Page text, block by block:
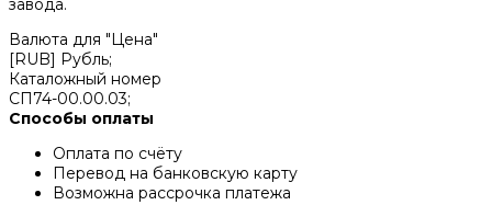
завода.
Валюта для "Цена"
[RUB] Рубль;
Каталожный номер
СП74-00.00.03;
Способы оплаты
Оплата по счёту
Перевод на банковскую карту
Возможна рассрочка платежа